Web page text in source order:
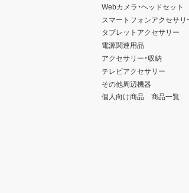
Webカメラ・ヘッドセット
スマートフォンアクセサリ
タブレットアクセサリー
電源関連用品
アクセサリー・収納
テレビアクセサリー
その他周辺機器
個人向け商品 商品一覧